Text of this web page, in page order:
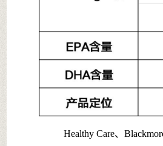
Healthy Care、